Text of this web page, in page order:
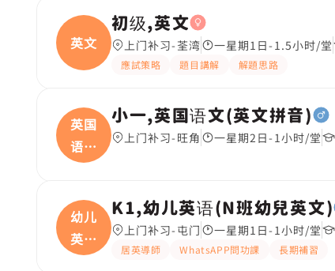
英文
初级,英文
上门补习-荃湾 一星期1日-1.5小时/堂
應試策略 題目講解 解題思路
英国
语文
(
小一,英国语文(英文拼音)
上门补习-旺角 一星期2日-1小时/堂
幼儿
英语
(
K1,幼儿英语(N班幼兒英文)
上门补习-屯门 一星期1日-1小时/堂
居英導師 WhatsAPP問功課 長期補習